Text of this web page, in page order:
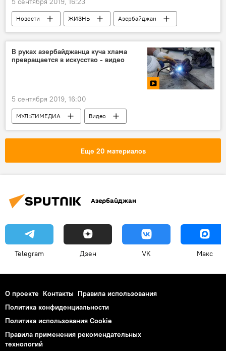
Новости ЖИЗНЬ
Азербайджан
Экономика
В руках азербайджанца куча хлама
превращается в искусство - видео
5 сентября 2019, 16:00
МУЛЬТИМЕДИА
Видео
Азербайджан
Новости ЖИЗНЬ
Еще 20 материалов
Азербайджан
Telegram Дзен VK Макс
О проекте Контакты Правила использования
Политика конфиденциальности
Политика использования Cookie
Правила применения рекомендательных
технологий